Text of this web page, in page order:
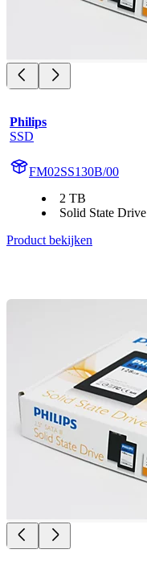
Philips
SSD
FM02SS130B/00
2 TB
Solid State Drive
Product bekijken